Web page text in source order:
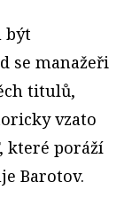
být
se manažeři
titulů,
vzato
které poráží
Barotov.